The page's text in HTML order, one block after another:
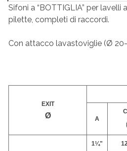
Sifoni a “BOTTIGLIA” per lavelli
pilette, completi di raccordi.
Con attacco lavastoviglie (Ø
EXIT
Ø A
1¼"